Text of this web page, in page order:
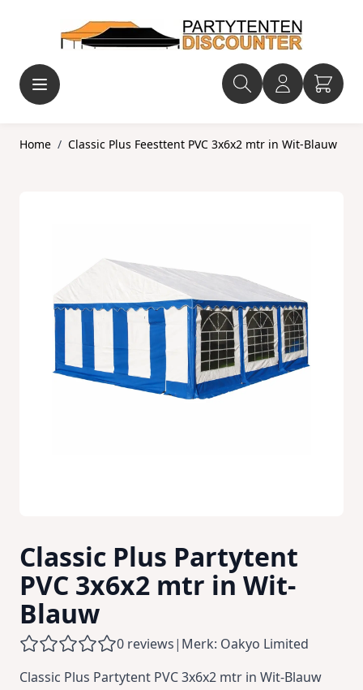
Home / Classic Plus Feesttent PVC 3x6x2 mtr in Wit-Blauw
Classic Plus Partytent
PVC 3x6x2 mtr in Wit-
Blauw
0 reviews| Merk: Oakyo Limited
Classic Plus Partytent PVC 3x6x2 mtr in Wit-Blauw